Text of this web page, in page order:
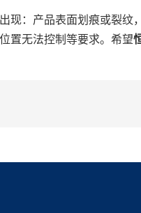
现：产品表面划痕或裂
置无法控制等要求。希望